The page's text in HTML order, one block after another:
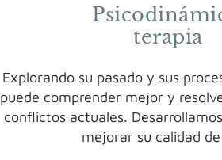
terapia
Explorando su pasado y sus
puede comprender mejor y
conflictos actuales.
mejorar su calidad